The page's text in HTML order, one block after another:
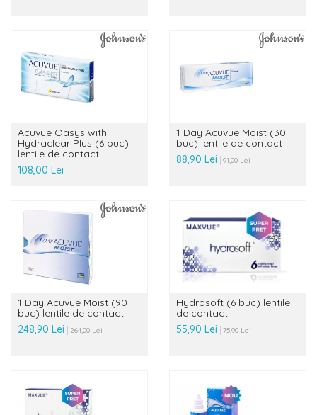
Acuvue Oasys with
Hydraclear Plus (6 buc)
lentile de contact
108,00 Lei
1 Day Acuvue Moist (30
buc) lentile de contact
88,90 Lei
91,00 Lei
1 Day Acuvue Moist (90
buc) lentile de contact
248,90 Lei
264,00 Lei
Hydrosoft (6 buc) lentile
de contact
55,90 Lei
75,90 Lei